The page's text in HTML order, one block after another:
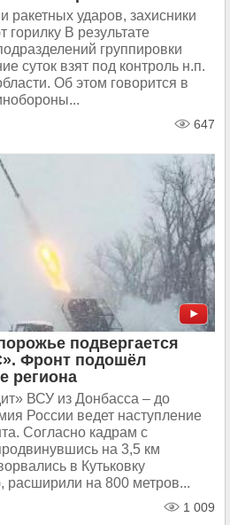
ракетных ударов, захисники
В результате
группировки
суток взят под контроль н.п.
Об этом говорится в
647
подвергается
Фронт подошёл
региона
ВСУ из Донбасса – до
России ведет наступление
Согласно кадрам с
на 3,5 км
в Кутьковку
расширили на 800 метров...
1 009